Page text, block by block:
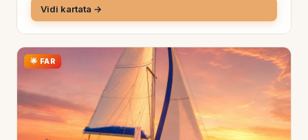
Vidi kartata →
🌟 FAR